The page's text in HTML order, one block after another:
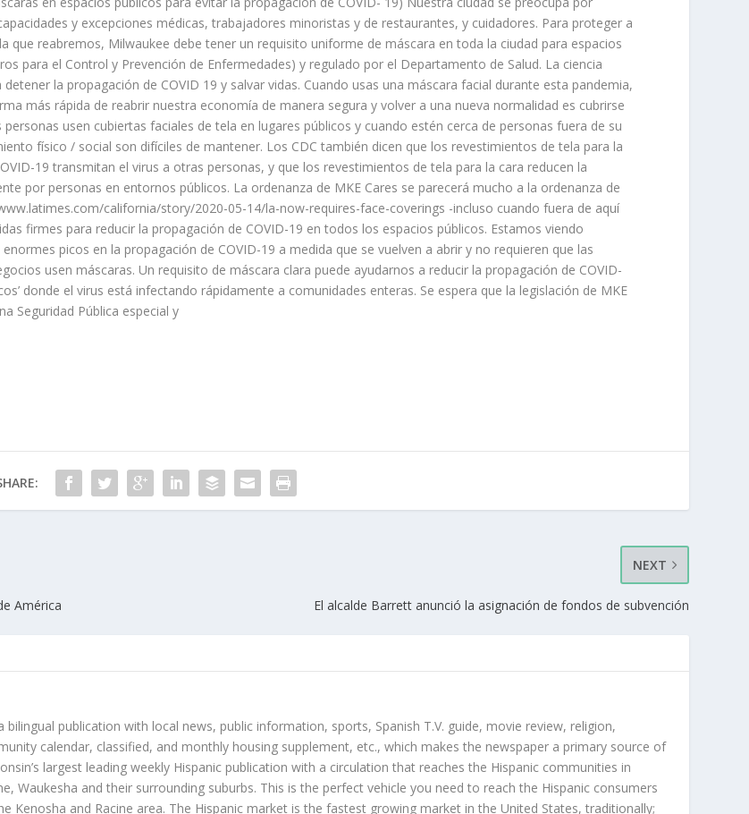
y excepciones médicas, trabajadores minoristas y de restaurantes, y cuidadores. Para proteger a
que reabremos, Milwaukee debe tener un requisito uniforme de máscara en toda la ciudad para espacios
para el Control y Prevención de Enfermedades) y regulado por el Departamento de Salud. La ciencia
la propagación de COVID 19 y salvar vidas. Cuando usas una máscara facial durante esta pandemia,
más rápida de reabrir nuestra economía de manera segura y volver a una nueva normalidad es cubrirse
usen cubiertas faciales de tela en lugares públicos y cuando estén cerca de personas fuera de su
físico / social son difíciles de mantener. Los CDC también dicen que los revestimientos de tela para la
19 transmitan el virus a otras personas, y que los revestimientos de tela para la cara reducen la
por personas en entornos públicos. La ordenanza de MKE Cares se parecerá mucho a la ordenanza de
california/story/2020-05-14/la-now-requires-face-coverings -incluso cuando fuera de aquí
firmes para reducir la propagación de COVID-19 en todos los espacios públicos. Estamos viendo
picos en la propagación de COVID-19 a medida que se vuelven a abrir y no requieren que las
usen máscaras. Un requisito de máscara clara puede ayudarnos a reducir la propagación de COVID-
donde el virus está infectando rápidamente a comunidades enteras. Se espera que la legislación de MKE
Seguridad Pública especial y
América
NEXT
El alcalde Barrett anunció la asignación de fondos de subvención
bilingual publication with local news, public information, sports, Spanish T.V. guide, movie review, religion,
calendar, classified, and monthly housing supplement, etc., which makes the newspaper a primary source of
largest leading weekly Hispanic publication with a circulation that reaches the Hispanic communities in
Waukesha and their surrounding suburbs. This is the perfect vehicle you need to reach the Hispanic consumers
Kenosha and Racine area. The Hispanic market is the fastest growing market in the United States, traditionally;